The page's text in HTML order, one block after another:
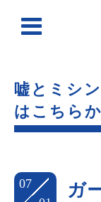
嘘とミシ
はこちらか
07
ガ